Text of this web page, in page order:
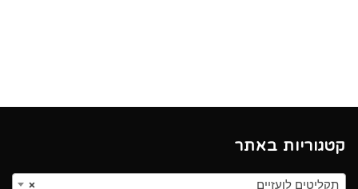
קטגוריות באתר
× תקליטים לועזיים